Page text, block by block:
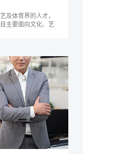
及体育界的人才，
主要面向文化、艺